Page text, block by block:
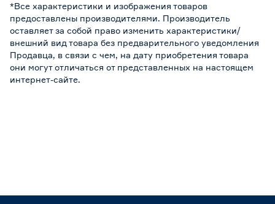
*Все характеристики и изображения товаров
предоставлены производителями. Производитель
оставляет за собой право изменить характеристики/
внешний вид товара без предварительного уведомления
Продавца, в связи с чем, на дату приобретения товара
они могут отличаться от представленных на настоящем
интернет-сайте.